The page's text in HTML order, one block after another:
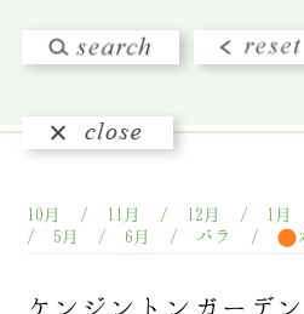
シロキク
シンビジウム
スミレ
セントーレア
ダイアンサス
ダリア チ
デルフィニウム
デンファレ
10月 / 11月 / 12月 / 1
/ 5月 / 6月 / バラ /
ケンジントンガーデン